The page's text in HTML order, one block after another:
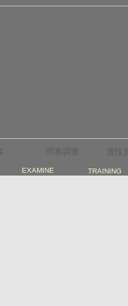
EXAMINE TRAINING